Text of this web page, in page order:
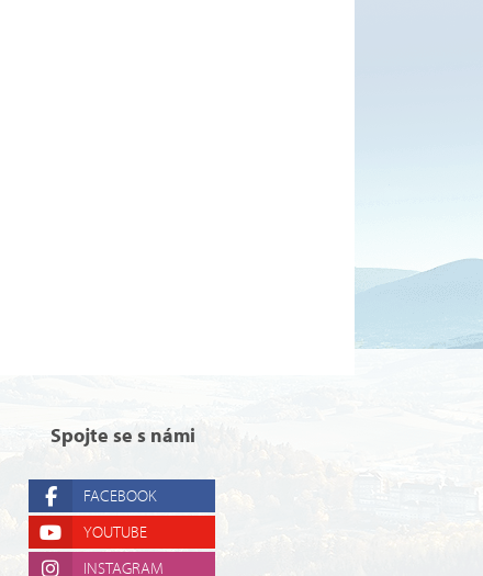
Spojte se s námi
FACEBOOK
YOUTUBE
INSTAGRAM